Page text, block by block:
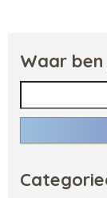
Waar
Zoeken naar: